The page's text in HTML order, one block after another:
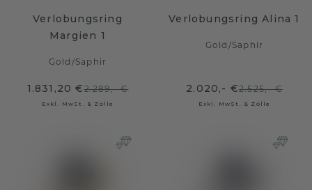
Verlobungsring
Margien 1
Gold /Saphir
1.831,20 €2.289,- €
Exkl. MwSt. & Zölle
Verlobungsring Alina 1
Gold /Saphir
2.020,- €2.525,- €
Exkl. MwSt. & Zölle